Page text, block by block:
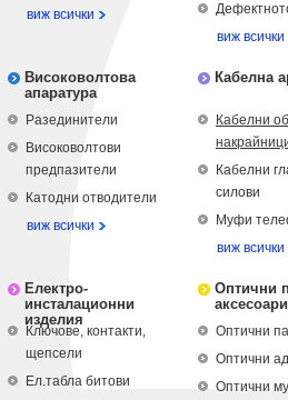
виж всички
виж всички
Високоволтова
апаратура
Разединители
Високоволтови
предпазители
Катодни отводители
виж всички
Кабелна
Кабелни
Кабелни
силови
Муфи
виж всички
Електро-
инсталационни
изделия
Ключове, контакти,
щепсели
Ел.табла битови
Оптични
аксесоари
Оптични
Оптични
Оптични